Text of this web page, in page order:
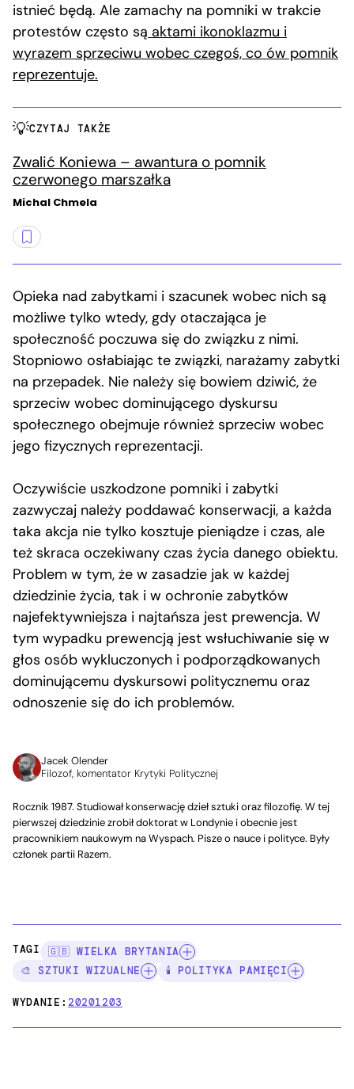
istnieć będą. Ale zamachy na pomniki w trakcie
protestów często są aktami ikonoklazmu i
wyrazem sprzeciwu wobec czegoś, co ów pomnik
reprezentuje.
CZYTAJ TAKŻE
Zwalić Koniewa – awantura o pomnik
czerwonego marszałka
Michal Chmela
Opieka nad zabytkami i szacunek wobec nich są
możliwe tylko wtedy, gdy otaczająca je
społeczność poczuwa się do związku z nimi.
Stopniowo osłabiając te związki, narażamy zabytki
na przepadek. Nie należy się bowiem dziwić, że
sprzeciw wobec dominującego dyskursu
społecznego obejmuje również sprzeciw wobec
jego fizycznych reprezentacji.
Oczywiście uszkodzone pomniki i zabytki
zazwyczaj należy poddawać konserwacji, a każda
taka akcja nie tylko kosztuje pieniądze i czas, ale
też skraca oczekiwany czas życia danego obiektu.
Problem w tym, że w zasadzie jak w każdej
dziedzinie życia, tak i w ochronie zabytków
najefektywniejsza i najtańsza jest prewencja. W
tym wypadku prewencją jest wsłuchiwanie się w
głos osób wykluczonych i podporządkowanych
dominującemu dyskursowi politycznemu oraz
odnoszenie się do ich problemów.
Jacek Olender
Filozof, komentator Krytyki Politycznej
Rocznik 1987. Studiował konserwację dzieł sztuki oraz filozofię. W tej
pierwszej dziedzinie zrobił doktorat w Londynie i obecnie jest
pracownikiem naukowym na Wyspach. Pisze o nauce i polityce. Były
członek partii Razem.
TAGI:
🇬🇧 WIELKA BRYTANIA
🎨 SZTUKI WIZUALNE
🕯️ POLITYKA PAMIĘCI
WYDANIE:20201203